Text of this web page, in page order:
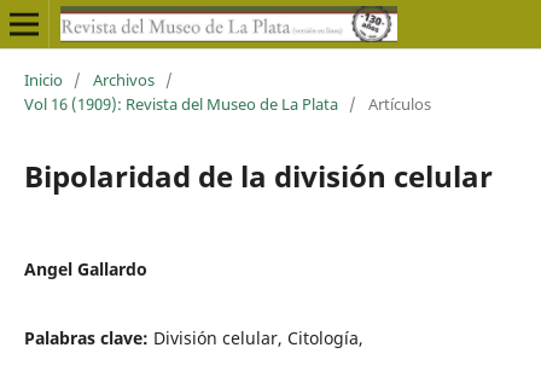
Inicio / Archivos /
Vol 16 (1909): Revista del Museo de La Plata / Artículos
Bipolaridad de la división celular
Angel Gallardo
Palabras clave: División celular, Citología,